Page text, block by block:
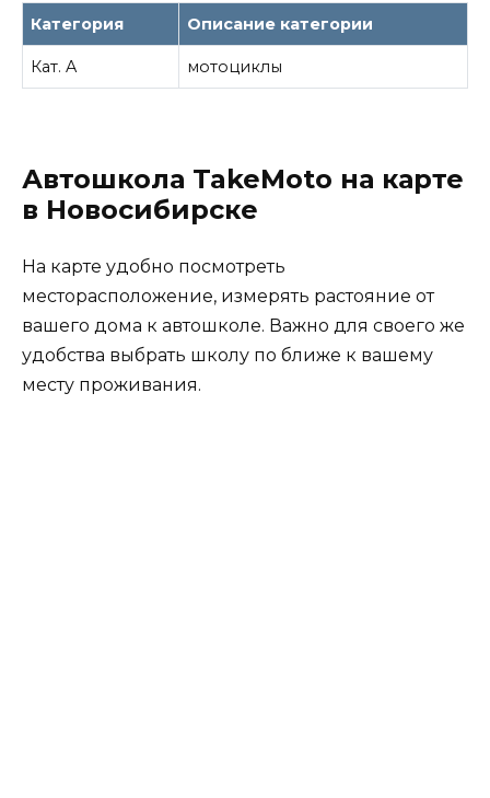
Категория Описание категории
Кат. A мотоциклы
Автошкола TakeMoto на карте
в Новосибирске
На карте удобно посмотреть
месторасположение, измерять растояние от
вашего дома к автошколе. Важно для своего же
удобства выбрать школу по ближе к вашему
месту проживания.